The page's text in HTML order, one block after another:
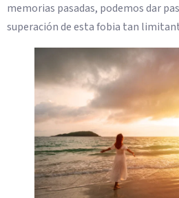
memorias pasadas, podemos dar
superación de esta fobia tan